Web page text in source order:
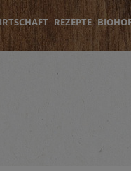
REZEPTE